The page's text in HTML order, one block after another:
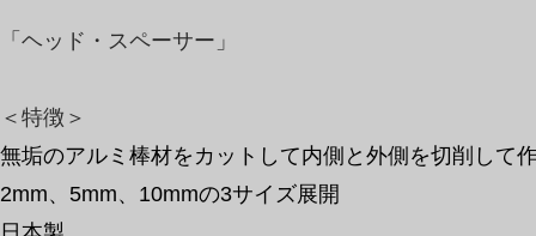
「ヘッド・スペーサー」
＜特徴＞
無垢のアルミ棒材をカットして内側と外側を切削して
​2mm、5mm、10mmの3サイズ展開